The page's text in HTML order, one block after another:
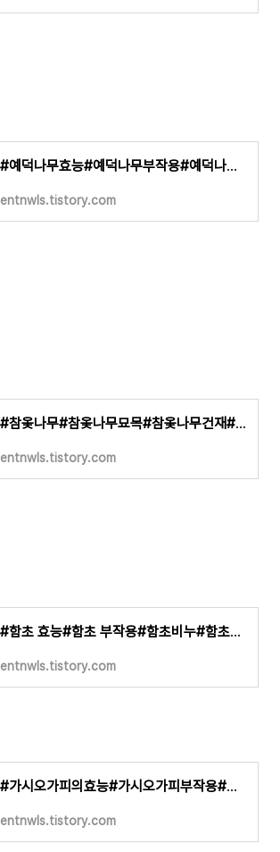
#예덕나무효능#예덕나무부작용#예덕나무 #예덕나무판매#예덕나무묘목#예덕나무가루#예덕나무건
entnwls.tistory.com
#참옻나무#참옻나무묘목#참옻나무건재#참옻나무효능#참옻나무가루#참옻나무분말#참옻나무환#참
entnwls.tistory.com
#함초 효능#함초 부작용#함초비누#함초생재#함초건재#함초가루#함초분말#함초환#함초엑기스
entnwls.tistory.com
#가시오가피의효능#가시오가피부작용#가시오가피묘목#가시오가피건재#가시오가피분말#가시오
entnwls.tistory.com